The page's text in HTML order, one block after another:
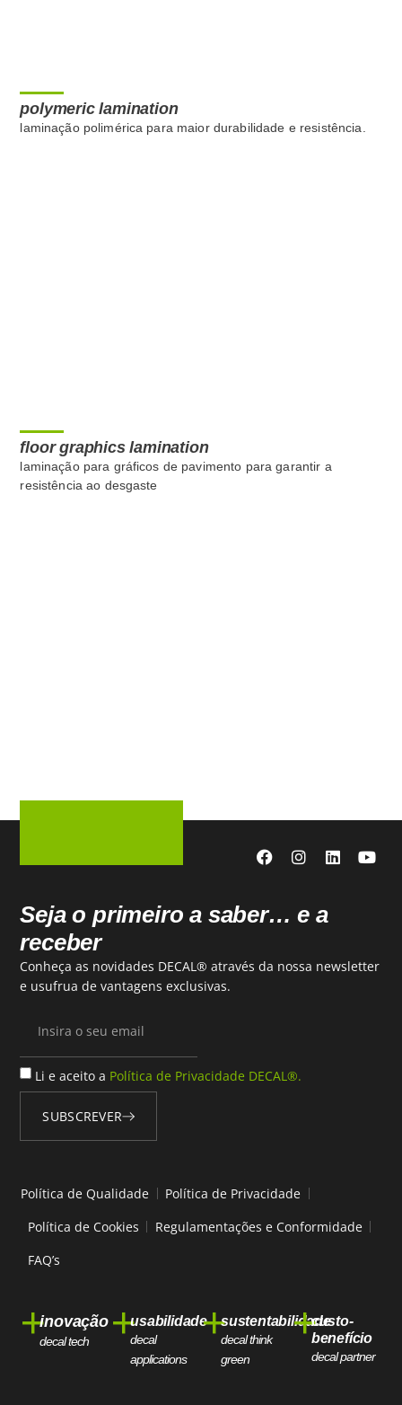
polymeric lamination
laminação polimérica para maior durabilidade e resistência.
floor graphics lamination
laminação para gráficos de pavimento para garantir a
resistência ao desgaste
+inovação
decal tech +usabilidade
decal
applications
+sustentabilidade
decal think
green
+custo-
benefício
decal partner
Seja o primeiro a saber… e a
receber
Conheça as novidades DECAL® através da nossa newsletter
e usufrua de vantagens exclusivas.
Li e aceito a Política de Privacidade DECAL®.
SUBSCREVER
Política de Qualidade
Política de Privacidade
Política de Cookies
Regulamentações e Conformidade
FAQ’s